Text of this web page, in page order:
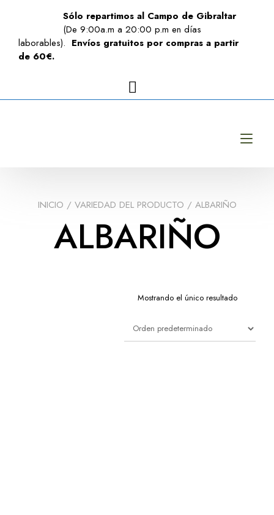
Sólo repartimos al Campo de Gibraltar
(De 9:00a.m a 20:00 p.m en días
laborables). Envíos gratuitos por compras a partir
de 60€.
INICIO / VARIEDAD DEL PRODUCTO / ALBARIÑO
ALBARIÑO
Mostrando el único resultado